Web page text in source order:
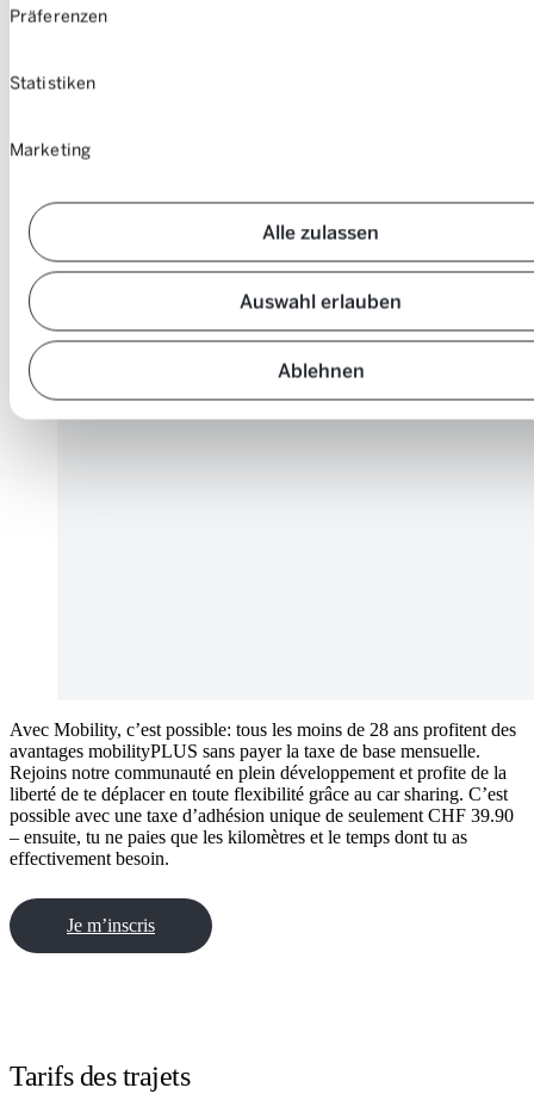
Präferenzen
Statistiken
Marketing
Alle zulassen
Auswahl erlauben
Ablehnen
Avec Mobility, c’est possible: tous les moins de 28 ans profitent des
avantages mobilityPLUS sans payer la taxe de base mensuelle.
Rejoins notre communauté en plein développement et profite de la
liberté de te déplacer en toute flexibilité grâce au car sharing. C’est
possible avec une taxe d’adhésion unique de seulement CHF 39.90
– ensuite, tu ne paies que les kilomètres et le temps dont tu as
effectivement besoin.
Je m’inscris
Tarifs des trajets